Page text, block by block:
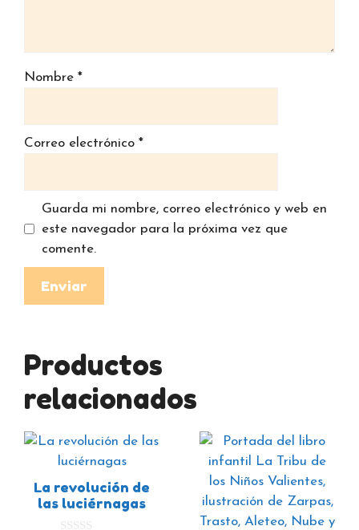
Nombre *
Correo electrónico *
Guarda mi nombre, correo electrónico y web en
este navegador para la próxima vez que
comente.
Productos
relacionados
La revolución de
las luciérnagas